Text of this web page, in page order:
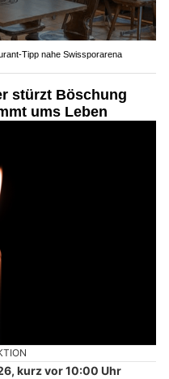
Tipp nahe Swissporarena
stürzt Böschung
ums Leben
kurz vor 10:00 Uhr